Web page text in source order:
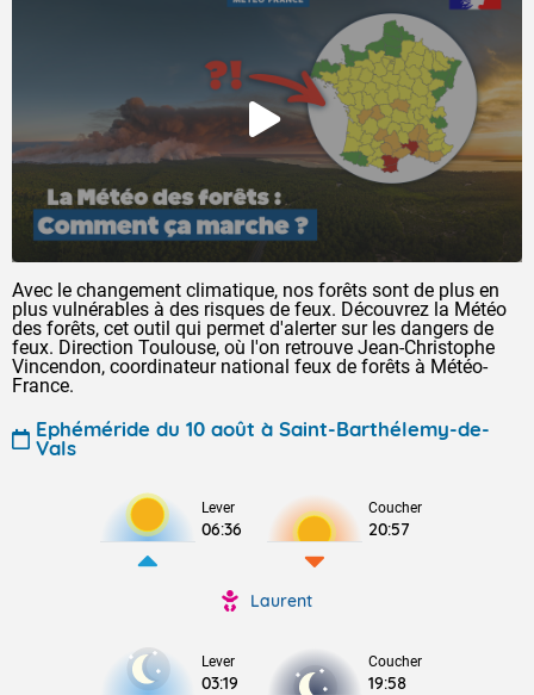
Avec le changement climatique, nos forêts sont de plus en
plus vulnérables à des risques de feux. Découvrez la Météo
des forêts, cet outil qui permet d'alerter sur les dangers de
feux. Direction Toulouse, où l'on retrouve Jean-Christophe
Vincendon, coordinateur national feux de forêts à Météo-
France.
Ephéméride du 10 août à Saint-Barthélemy-de-
Vals
Lever
06:36
Coucher
20:57
Laurent
Lever
03:19
Coucher
19:58